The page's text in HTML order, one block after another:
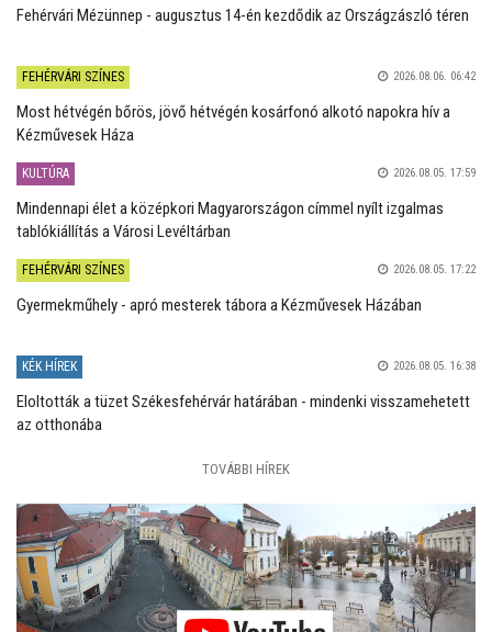
Fehérvári Mézünnep - augusztus 14-én kezdődik az Országzászló téren
FEHÉRVÁRI SZÍNES 2026.08.06. 06:42
Most hétvégén bőrös, jövő hétvégén kosárfonó alkotó napokra hív a
Kézművesek Háza
KULTÚRA 2026.08.05. 17:59
Mindennapi élet a középkori Magyarországon címmel nyílt izgalmas
tablókiállítás a Városi Levéltárban
FEHÉRVÁRI SZÍNES 2026.08.05. 17:22
Gyermekműhely - apró mesterek tábora a Kézművesek Házában
KÉK HÍREK 2026.08.05. 16:38
Eloltották a tüzet Székesfehérvár határában - mindenki visszamehetett
az otthonába
TOVÁBBI HÍREK